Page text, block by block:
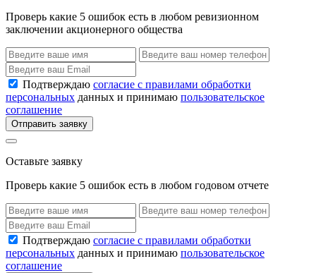
Проверь какие 5 ошибок есть в любом ревизионном
заключении акционерного общества
Подтверждаю согласие с правилами обработки
персональных данных и принимаю пользовательское
соглашение
Отправить заявку
Оставьте заявку
Проверь какие 5 ошибок есть в любом годовом отчете
Подтверждаю согласие с правилами обработки
персональных данных и принимаю пользовательское
соглашение